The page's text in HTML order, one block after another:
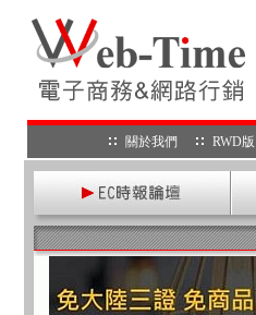
關於我們 RWD版